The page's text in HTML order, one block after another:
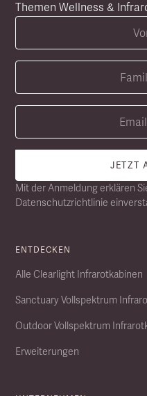
Themen Wellness &
Mit der Anmeldung erklären
Datenschutzrichtlinie
ENTDECKEN
Alle Clearlight Infrarotkabinen
Sanctuary Vollspektrum
Outdoor Vollspektrum
Erweiterungen